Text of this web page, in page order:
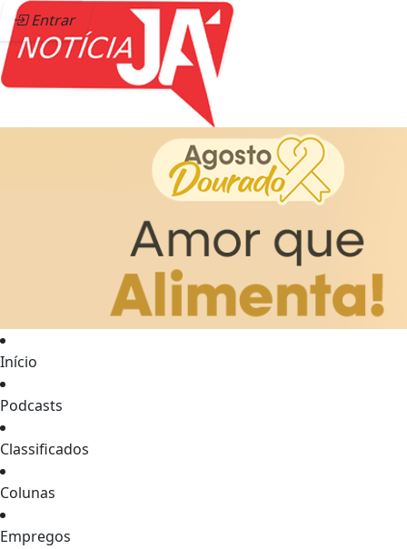
Entrar
Início
Podcasts
Classificados
Colunas
Empregos